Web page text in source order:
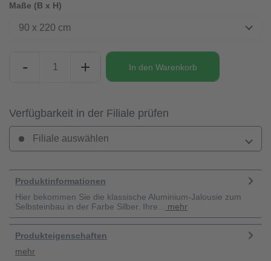
Maße (B x H)
90 x 220 cm
- + In den Warenkorb
Verfügbarkeit in der Filiale prüfen
Filiale auswählen
Produktinformationen
Hier bekommen Sie die klassische Aluminium-Jalousie zum
Selbsteinbau in der Farbe Silber. Ihre...
mehr
Produkteigenschaften
mehr